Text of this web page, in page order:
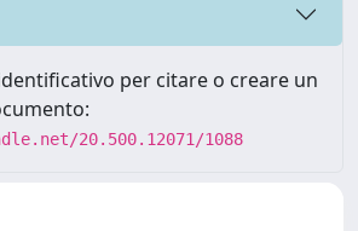
per citare o creare un
20.500.12071/1088